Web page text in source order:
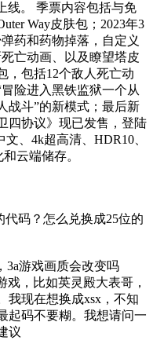
线。 季票内容包括与免
Way皮肤包；2023年3
药和药物掉落，自定义
亡动画、以及瞭望塔皮
，包括12个敌人死亡动
险进入黑铁监狱一个从
战斗”的新模式；最后新
四协议》现已发售，登陆
文、4k超高清、HDR10、
云端储存。
代码？怎么兑换成25位的
3a游戏画质会改变吗
戏，比如英灵殿大表哥，
我现在想换成xsx，不知
起码不要糊。我想请问一
议